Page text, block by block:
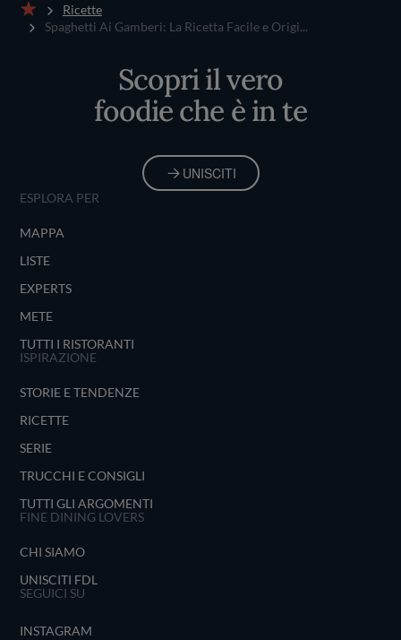
Home
Ricette
Spaghetti Ai Gamberi: La Ricetta Facile e Origi...
Scopri il vero
foodie che è in te
UNISCITI
ESPLORA PER
MAPPA
LISTE
EXPERTS
METE
TUTTI I RISTORANTI
ISPIRAZIONE
STORIE E TENDENZE
RICETTE
SERIE
TRUCCHI E CONSIGLI
TUTTI GLI ARGOMENTI
FINE DINING LOVERS
CHI SIAMO
UNISCITI FDL
SEGUICI SU
INSTAGRAM